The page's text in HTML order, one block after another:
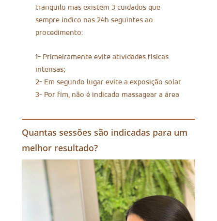
tranquilo mas existem 3 cuidados que
sempre indico nas 24h seguintes ao
procedimento:
1- Primeiramente evite atividades físicas
intensas;
2- Em segundo lugar evite a exposição solar
3- Por fim, não é indicado massagear a área
Quantas sessões são indicadas para um
melhor resultado?